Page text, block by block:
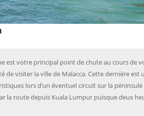
est votre principal point de chute au cours de
de visiter la ville de Malacca. Cette dernière est
lors d’un éventuel circuit sur la
la route depuis Kuala Lumpur puisque deux